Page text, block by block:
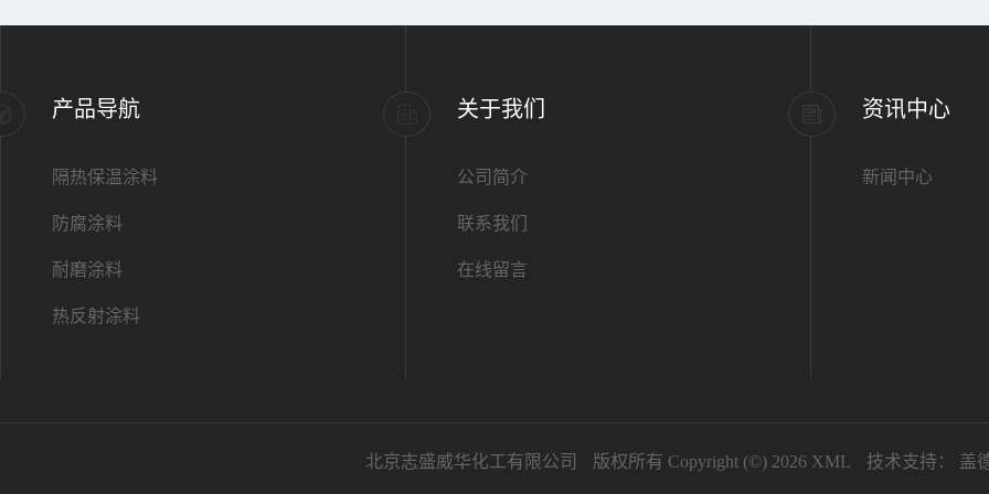
产品导航
隔热保温涂料
防腐涂料
耐磨涂料
热反射涂料
关于我们
公司简介
联系我们
在线留言
资讯中心
新闻中心
北京志盛威华化工有限公司 版权所有 Copyright (©) 2026 XML 技术支持： 盖